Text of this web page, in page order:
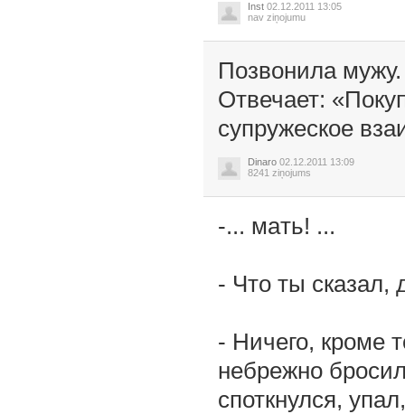
Inst 02.12.2011 13:05
nav ziņojumu
Позвонила
Отвечает:
супружеское
Dinaro 02.12.2011 13:09
8241 ziņojums
-... мaть! ...
- Что ты скaзaл,
- Ничего, кроме
небрежно
споткнулся,